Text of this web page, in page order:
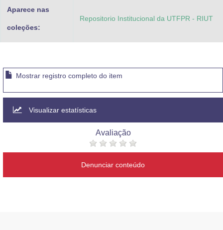
Aparece nas
coleções:
Repositorio Institucional da UTFPR - RIUT
Mostrar registro completo do item
Visualizar estatísticas
Avaliação
Denunciar conteúdo